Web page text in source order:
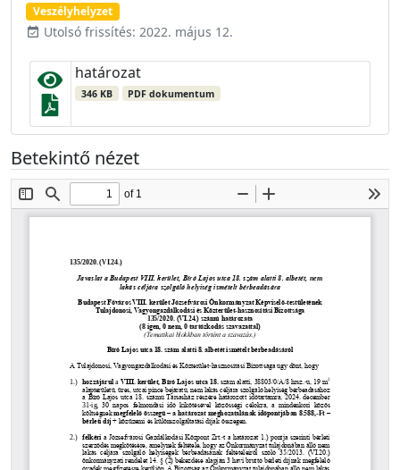
Veszélyhelyzet
event_available Utolsó frissítés: 2022. május 12.
határozat
346 KB PDF dokumentum
Betekintő nézet